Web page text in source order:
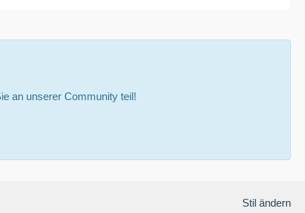
an unserer Community teil!
Stil ändern